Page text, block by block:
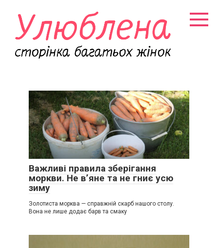
контенту
Важливі правила зберігання
моркви. Не в’яне та не гниє усю
зиму
Золотиста морква — справжній скарб нашого столу.
Вона не лише додає барв та смаку